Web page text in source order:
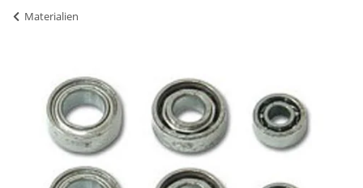
Materialien